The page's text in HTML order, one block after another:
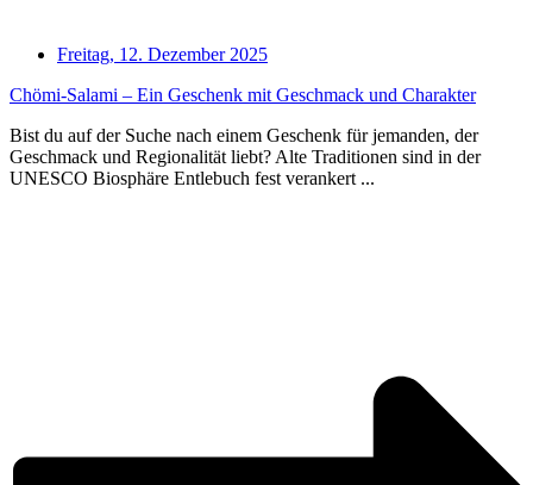
Freitag, 12. Dezember 2025
Chömi-Salami – Ein Geschenk mit Geschmack und Charakter
Bist du auf der Suche nach einem Geschenk für jemanden, der
Geschmack und Regionalität liebt? Alte Traditionen sind in der
UNESCO Biosphäre Entlebuch fest verankert ...